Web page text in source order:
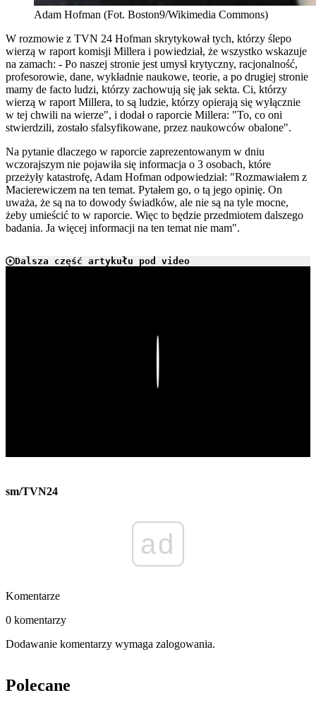
Adam Hofman (Fot. Boston9/Wikimedia Commons)
W rozmowie z TVN 24 Hofman skrytykował tych, którzy ślepo
wierzą w raport komisji Millera i powiedział, że wszystko wskazuje
na zamach: - Po naszej stronie jest umysł krytyczny, racjonalność,
profesorowie, dane, wykładnie naukowe, teorie, a po drugiej stronie
mamy de facto ludzi, którzy zachowują się jak sekta. Ci, którzy
wierzą w raport Millera, to są ludzie, którzy opierają się wyłącznie
w tej chwili na wierze", i dodał o raporcie Millera: "To, co oni
stwierdzili, zostało sfalsyfikowane, przez naukowców obalone".
Na pytanie dlaczego w raporcie zaprezentowanym w dniu
wczorajszym nie pojawiła się informacja o 3 osobach, które
przeżyły katastrofę, Adam Hofman odpowiedział: "Rozmawiałem z
Macierewiczem na ten temat. Pytałem go, o tą jego opinię. On
uważa, że są na to dowody świadków, ale nie są na tyle mocne,
żeby umieścić to w raporcie. Więc to będzie przedmiotem dalszego
badania. Ja więcej informacji na ten temat nie mam".
Dalsza część artykułu pod video
sm/TVN24
ad
Komentarze
0 komentarzy
Dodawanie komentarzy wymaga zalogowania.
Polecane